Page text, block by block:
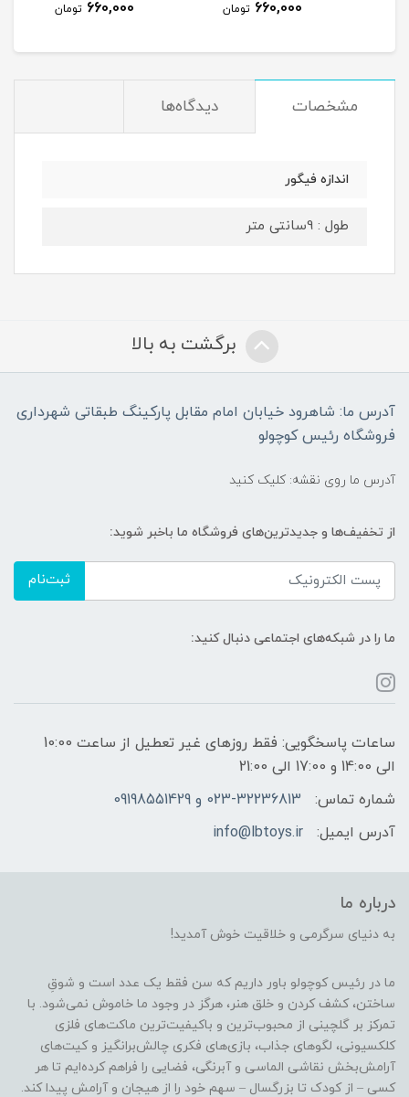
660,000 تومان 660,000 تومان
مشخصات دیدگاه‌ها
اندازه فیگور
طول : 9سانتی متر
برگشت به بالا
آدرس ما: شاهرود خیابان امام مقابل پارکینگ طبقاتی شهرداری
فروشگاه رئیس کوچولو
آدرس ما روی نقشه: کلیک کنید
از تخفیف‌ها و جدیدترین‌های فروشگاه ما باخبر شوید:
ثبت‌نام
ما را در شبکه‌های اجتماعی دنبال کنید:
ساعات پاسخگویی: فقط روزهای غیر تعطیل از ساعت 10:00
الی 14:00 و 17:00 الی 21:00
شماره تماس:
023-32236813 و 09198551429
آدرس ایمیل:
info@lbtoys.ir
درباره ما
به دنیای سرگرمی و خلاقیت خوش آمدید!
ما در رئیس کوچولو باور داریم که سن فقط یک عدد است و شوقِ
ساختن، کشف کردن و خلق هنر، هرگز در وجود ما خاموش نمی‌شود. با
تمرکز بر گلچینی از محبوب‌ترین و باکیفیت‌ترین ماکت‌های فلزی
کلکسیونی، لگوهای جذاب، بازی‌های فکری چالش‌برانگیز و کیت‌های
آرامش‌بخش نقاشی الماسی و آبرنگی، فضایی را فراهم کرده‌ایم تا هر
کسی – از کودک تا بزرگسال – سهم خود را از هیجان و آرامش پیدا کند.